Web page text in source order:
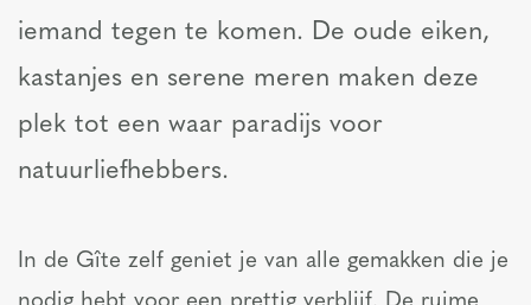
iemand tegen te komen. De oude eiken,
kastanjes en serene meren maken deze
plek tot een waar paradijs voor
natuurliefhebbers.
In de Gîte zelf geniet je van alle gemakken die je